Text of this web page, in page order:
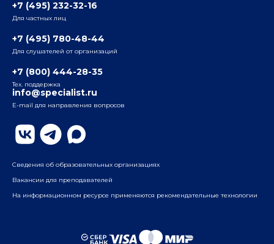
Радио
ул. Радио, д.24, корпус 1, 2-й подъезд, 2-й этаж
ул. Воронцовская, д. 35Б, корп.2, 5-й этаж
Бауманский
ул. Бауманская, д. 6, стр. 2, бизнес-центр «Виктория
Плаза», 4-й этаж
+7 (495) 232-32-16
Для частных лиц
+7 (495) 780-48-44
Для слушателей от организаций
+7 (800) 444-28-35
Тех. поддержка
info@specialist.ru
E-mail для направления вопросов
Сведения об образовательных организациях
Вакансии для преподавателей
На информационном ресурсе применяются рекомендательные технологии